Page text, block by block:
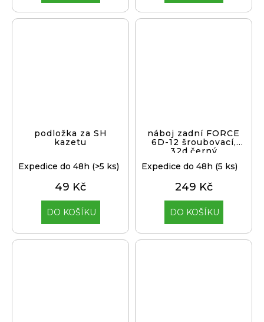
podložka za SH
kazetu
Expedice do 48h (>5 ks)
49 Kč
DO KOŠÍKU
náboj zadní FORCE
6D-12 šroubovací,
32d,černý
Expedice do 48h (5 ks)
249 Kč
DO KOŠÍKU